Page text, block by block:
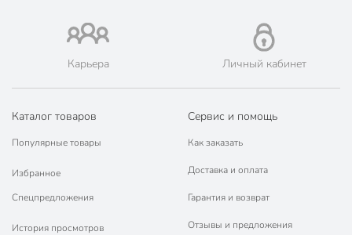
🛍 Скидки, акции, распродажи каждый день!
📜 Только оригинальная продукция. Интернет-гипермаркет
Порядок - официальный представитель ведущих мировых
марок.
Карьера Личный кабинет
Каталог товаров
Популярные товары
Избранное
Спецпредложения
История просмотров
Сервис и помощь
Как заказать
Доставка и оплата
Гарантия и возврат
Отзывы и предложения